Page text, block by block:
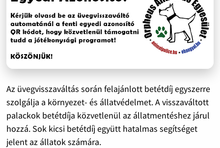
Az üvegvisszaváltás során felajánlott betétdíj egyszerre
szolgálja a környezet- és állatvédelmet. A visszaváltott
palackok betétdíja közvetlenül az állatmentéshez járul
hozzá. Sok kicsi betétdíj együtt hatalmas segítséget
jelent az állatok számára.